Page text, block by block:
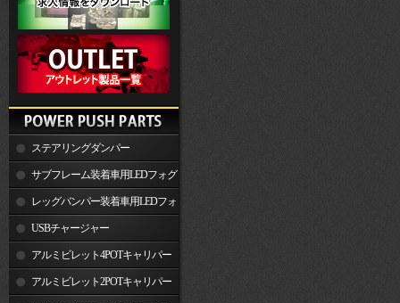
ステアリングダンパー
サブフレーム装着車用LEDフォグ
ランプレッグバンパー装着車用LEDフォ
グランプUSBチャージャー
アルミビレット4POTキャリパー
関連製品アルミビレット2POTキャリパー